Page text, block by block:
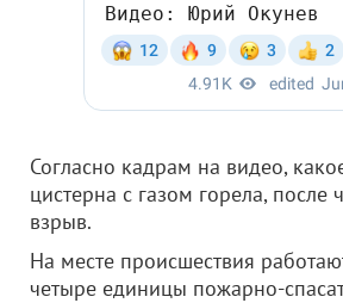
Согласно кадрам на видео,
цистерна с газом горела, после
взрыв.
На месте происшествия
четыре единицы пожарно-